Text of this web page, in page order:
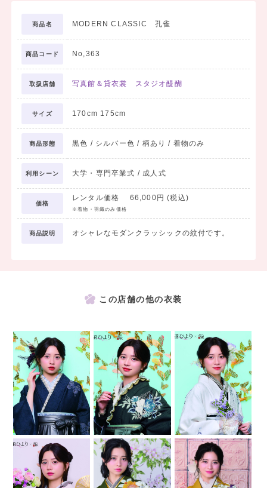
商品名 MODERN CLASSIC 孔雀
商品コード No,363
取扱店舗 写真館＆貸衣裳 スタジオ醍醐
サイズ 170cm 175cm
商品形態 黒色 / シルバー色 / 柄あり / 着物のみ
利用シーン 大学・専門卒業式 / 成人式
価格
レンタル価格 66,000円 (税込)
※着物・羽織のみ価格
商品説明 オシャレなモダンクラッシックの紋付です。
この店舗の他の衣装